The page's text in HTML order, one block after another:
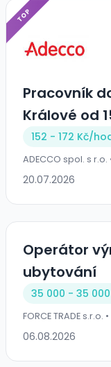
TOP
Pracovník
Králové od
152 - 172 Kč/
ADECCO spol. s
20.07.2026
Operátor
ubytování
35 000 - 35
FORCE TRADE
06.08.2026